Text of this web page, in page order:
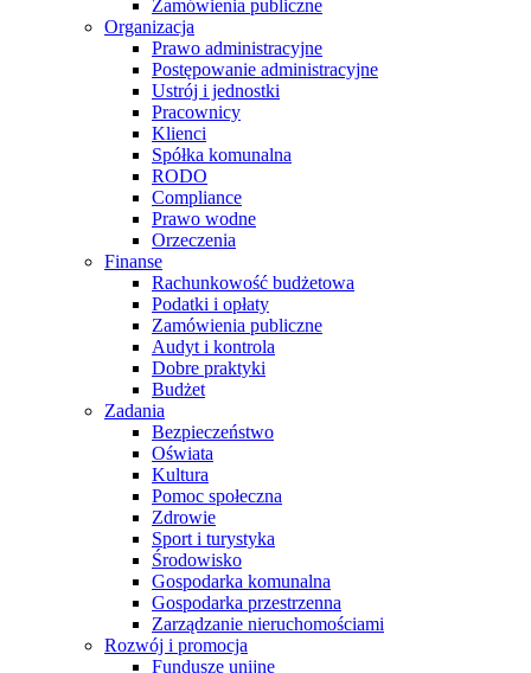
Zamówienia publiczne
Organizacja
Prawo administracyjne
Postępowanie administracyjne
Ustrój i jednostki
Pracownicy
Klienci
Spółka komunalna
RODO
Compliance
Prawo wodne
Orzeczenia
Finanse
Rachunkowość budżetowa
Podatki i opłaty
Zamówienia publiczne
Audyt i kontrola
Dobre praktyki
Budżet
Zadania
Bezpieczeństwo
Oświata
Kultura
Pomoc społeczna
Zdrowie
Sport i turystyka
Środowisko
Gospodarka komunalna
Gospodarka przestrzenna
Zarządzanie nieruchomościami
Rozwój i promocja
Fundusze unijne